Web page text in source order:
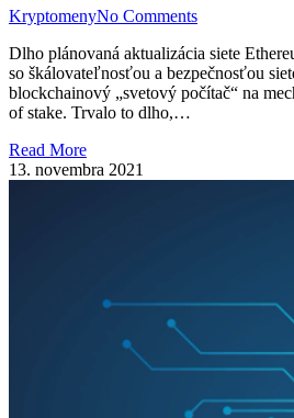
KryptomenyNo Comments
Dlho plánovaná aktualizácia siete
so škálovateľnosťou a bezpečnosťou
blockchainový „svetový počítač“ na
of stake. Trvalo to dlho,…
Read More
13. novembra 2021